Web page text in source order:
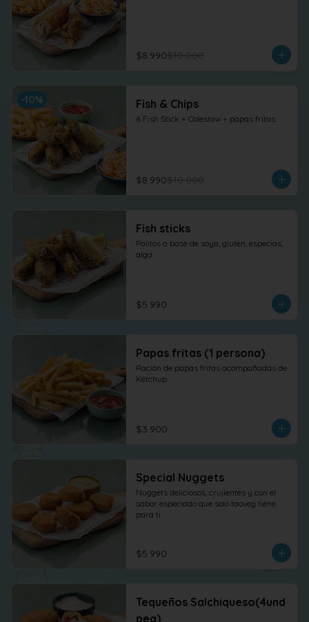
$8.990$10.000
-10% Fish & Chips
6 Fish Stick + Coleslaw + papas fritas.
$8.990$10.000
Fish sticks
Palitos a base de soya, gluten, especias,
alga.
$5.990
Papas fritas (1 persona)
Ración de papas fritas acompañadas de
Kétchup
$3.900
Special Nuggets
Nuggets deliciosos, crujientes y con el
sabor especiado que solo taoveg tiene
para ti
$5.990
Tequeños Salchiqueso(4und
peq)